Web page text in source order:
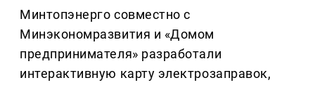
Минтопэнерго совместно с
Минэкономразвития и «Домом
предпринимателя» разработали
интерактивную карту электрозаправок,